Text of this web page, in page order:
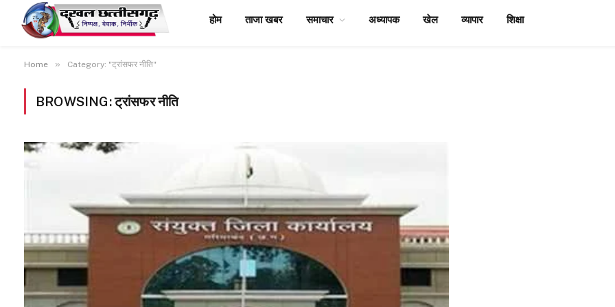
होम ताजा खबर समाचार अध्यापक खेल व्यापार शिक्षा
Home » Category: "ट्रांसफर नीति"
BROWSING:ट्रांसफर नीति